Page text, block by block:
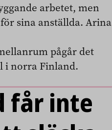
arbetet, men
sina anställda. Arina
pågår det
i norra Finland.
får inte